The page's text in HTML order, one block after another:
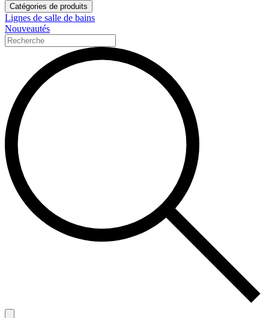
Catégories de produits
Lignes de salle de bains
Nouveautés